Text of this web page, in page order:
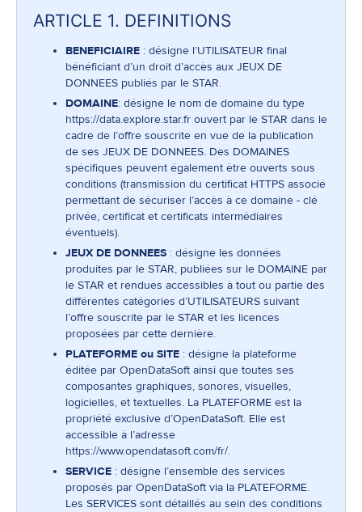
ARTICLE 1. DEFINITIONS
BENEFICIAIRE : désigne l’UTILISATEUR final
bénéficiant d’un droit d’accès aux JEUX DE
DONNEES publiés par le STAR.
DOMAINE: désigne le nom de domaine du type
https://data.explore.star.fr ouvert par le STAR dans le
cadre de l’offre souscrite en vue de la publication
de ses JEUX DE DONNEES. Des DOMAINES
spécifiques peuvent également être ouverts sous
conditions (transmission du certificat HTTPS associé
permettant de sécuriser l’accès à ce domaine - clé
privée, certificat et certificats intermédiaires
éventuels).
JEUX DE DONNEES : désigne les données
produites par le STAR, publiées sur le DOMAINE par
le STAR et rendues accessibles à tout ou partie des
différentes catégories d’UTILISATEURS suivant
l’offre souscrite par le STAR et les licences
proposées par cette dernière.
PLATEFORME ou SITE : désigne la plateforme
éditée par OpenDataSoft ainsi que toutes ses
composantes graphiques, sonores, visuelles,
logicielles, et textuelles. La PLATEFORME est la
propriété exclusive d’OpenDataSoft. Elle est
accessible à l’adresse
https://www.opendatasoft.com/fr/.
SERVICE : désigne l’ensemble des services
proposés par OpenDataSoft via la PLATEFORME.
Les SERVICES sont détaillés au sein des conditions